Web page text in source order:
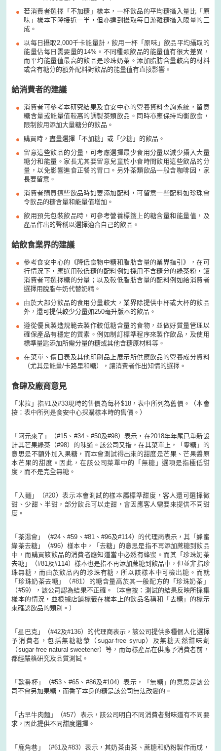
若消費者選擇「不加糖」樣本，一杯飲品的平均糖攝入量比「原
味」樣本下降接近一半，但亦達到攝取每日游離糖攝入限量的三
成。
以每日攝取2,000千卡能量計，飲用一杯「原味」飲品平均攝取的
能量佔每日需要量的14%。不同種類飲品的能量值有很大差異，
而平均能量值最高的飲品是珍珠奶茶。添加脂肪含量較高的材料
或含有糖分的額外配料對飲品的能量值有直接影響。
給消費者的建議
消費者可參考本研究結果及食安中心的營養資料查詢系統，留意
糖含量或能量值較高的調製茶類飲品。同時亦應保持均衡飲食，
限制飲用添加大量糖分的飲品。
購買時，盡量選擇「不加糖」或「少糖」的飲品。
留意這些飲品的分量，可考慮選擇最少食用分量以減少攝入大量
糖分和能量。家長尤其要留意兒童於小食時間飲用這些飲品的分
量，以免影響進食正餐的胃口。另外茶類飲品一般含咖啡因，家
長要留意。
消費者購買這些飲品時如要添加配料，可留意一些配料如珍珠會
令飲品的糖含量和能量值增加。
飲用預先包裝飲品時，可參考營養標籤上的糖含量和能量值，及
產品作出的聲稱以選擇適合自己的飲品。
給飲食業界的建議
參考食安中心的《降低食物中糖和脂肪含量的業界指引》，在可
行情況下，應選用較低糖的配料例如採用不含糖分的綠茶粉，讓
消費者可選擇糖的分量；以及較低脂肪含量的配料例如給消費者
選擇用脫脂牛奶代替奶精。
由於大部分飲品的食用分量較大，業界除提供中杯或大杯的飲品
外，還可提供較少分量如250毫升版本的飲品。
遵從優良製造規範去製作較低糖含量的食物，並做好質量管理以
確保產品有穩定的質素。例如制訂標準程序來製作飲品，及使用
標準量匙添加所需分量的糖或其他含糖原材料等。
在菜單、價目表及其他印刷品上展示所供應飲品的營養成分資料
（尤其是能量/卡路里和糖），讓消費者作出知情的選擇。
食肆及廠商意見
「米拉」指#1及#33現時的售價為每杯$18，表中所列為舊價。（本會
按：表中所列是食安中心採購樣本時的售價。）
「阿元來了」（#15、#34、#50及#98）表示，在2018年年尾已重新設
計其芒果綠茶（#98）的味道。該公司又指，在其菜單上，「零糖」的
意思是不額外加入果糖，而本會測試得出來的甜度是芒果、芒果醬原
本芒果的甜度。因此，在該公司菜單中的「無糖」選項是指極低甜
度，而不是完全無糖。
「入麵」（#20）表示本會測試的樣本屬標準甜度，客人還可選擇微
甜、少甜、半甜，部分飲品可以走甜，會因應客人需要來提供不同甜
度。
「茶湯會」（#24、#59、#81、#96及#114）的代理商表示，其「蜂蜜
綠茶去糖」（#96）樣本中，「去糖」的意思是指不再添加蔗糖到飲品
中，而購買該飲品的消費者應知道當中必然有蜂蜜。而其「珍珠奶茶
去糖」（#81及#114）樣本也是指不再添加蔗糖到飲品中，但並非指珍
珠無糖，而由於飲品內的珍珠有糖，所以該樣本中可檢出糖。而就
「珍珠奶茶去糖」（#81）的糖含量高於其一般配方的「珍珠奶茶」
（#59），該公司認為結果不正確。（本會按：測試的結果反映所採集
樣本的情況，並根據店舖標籤在樣本上的飲品名稱和「去糖」的標示
來確認飲品的類別。）
「星巴克」（#42及#136）的代理商表示，該公司提供多種個人化選擇
予消費者，包括無糖糖漿（sugar-free syrup）及無糖天然甜味劑
（sugar-free natural sweetener）等，而每樣產品在供應予消費者前，
都經嚴格研究及品質測試。
「歎番杯」（#53、#65、#86及#104）表示，「無糖」的意思是該公
司不會另加果糖，而香芋本身的糖是該公司無法改變的。
「古早牛肉麵」（#57）表示，該公司明白不同消費者對味道有不同要
求，因此提供不同甜度選擇。
「鹿角巷」（#61及#83）表示，其奶茶由茶、蔗糖和奶粉製作而成，